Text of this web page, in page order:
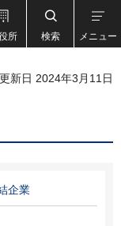
所 検索 メニュー
新日 2024年3月11日
企業